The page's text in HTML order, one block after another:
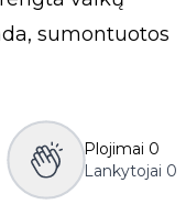
sumontuotos
Plojimai 0
Lankytojai 0